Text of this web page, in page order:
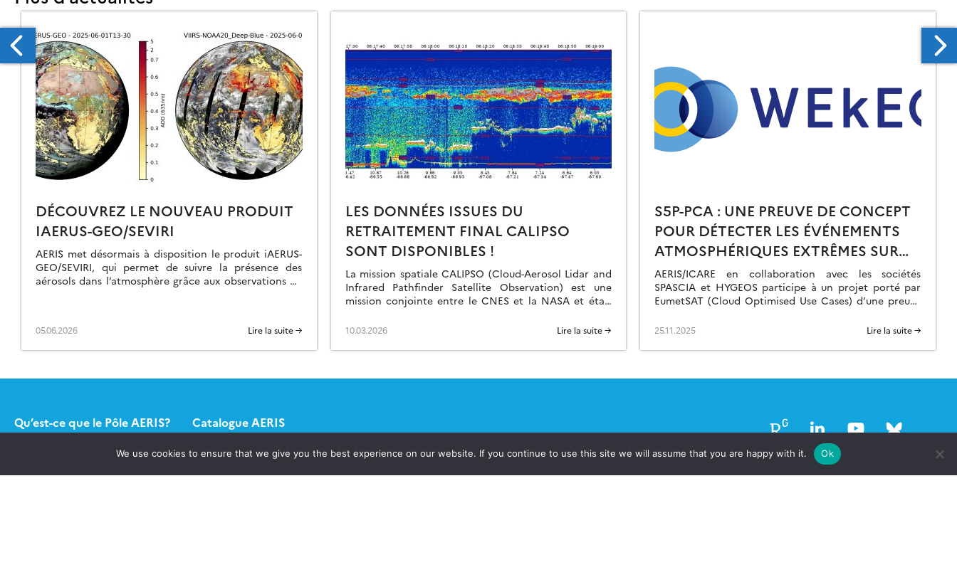
DÉCOUVREZ LE NOUVEAU PRODUIT
IAERUS-GEO/SEVIRI
AERIS met désormais à disposition le produit iAERUS-
GEO/SEVIRI, qui permet de suivre la présence des
aérosols dans l’atmosphère grâce aux observations du
05.06.2026 Lire la suite →
LES DONNÉES ISSUES DU
RETRAITEMENT FINAL CALIPSO
SONT DISPONIBLES !
La mission spatiale CALIPSO (Cloud-Aerosol Lidar and
Infrared Pathfinder Satellite Observation) est une
mission conjointe entre le CNES et la NASA et était
10.03.2026 Lire la suite →
S5P-PCA : UNE PREUVE DE CONCEPT
POUR DÉTECTER LES ÉVÉNEMENTS
ATMOSPHÉRIQUES EXTRÊMES SUR
WEKEO
AERIS/ICARE en collaboration avec les sociétés
SPASCIA et HYGEOS participe à un projet porté par
EumetSAT (Cloud Optimised Use Cases) d’une preuve
[…]
25.11.2025 Lire la suite →
EXTRACTION
Qu’est-ce que le Pôle AERIS? Catalogue AERIS
Formulaire appel à projets
Follow Follow
We use cookies to ensure that we give you the best experience on our website. If you continue to use this site we will assume that you are happy with it. Ok